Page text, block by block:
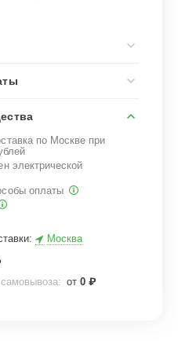
по Москве при
электрической
оплаты
Москва
: от 0 ₽